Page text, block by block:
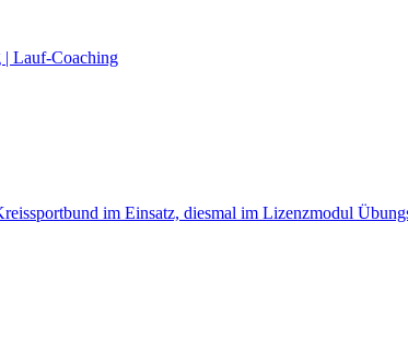
| Lauf-Coaching
im Einsatz, diesmal im Lizenzmodul